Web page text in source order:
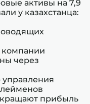
активы на 7,9
у казахстанца:
через
прибыль